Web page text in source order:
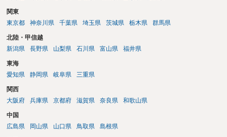
関東
東京都
神奈川県 千葉県 埼玉県 茨城県 栃木県 群馬県
北陸・甲信越
新潟県
長野県 山梨県 石川県 富山県 福井県
東海
愛知県
静岡県 岐阜県 三重県
関西
大阪府
兵庫県 京都府 滋賀県 奈良県 和歌山県
中国
広島県
岡山県 山口県 鳥取県 島根県